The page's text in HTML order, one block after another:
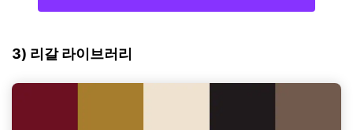
3) 리갈 라이브러리